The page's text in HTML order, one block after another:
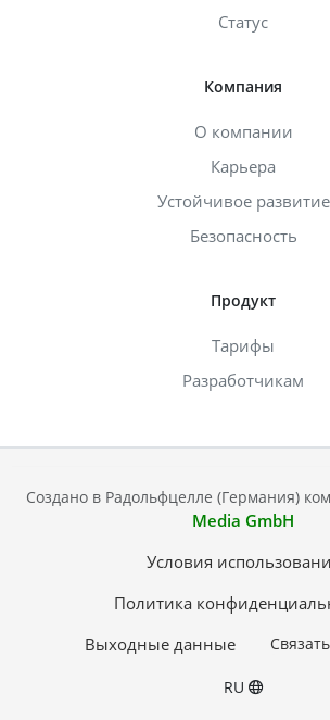
Статус
Компания
О компании
Карьера
Устойчивое развитие
Безопасность
Продукт
Тарифы
Разработчикам
Создано в Радольфцелле (Германия)
Media GmbH
Условия
Политика
Выходные данные
RU